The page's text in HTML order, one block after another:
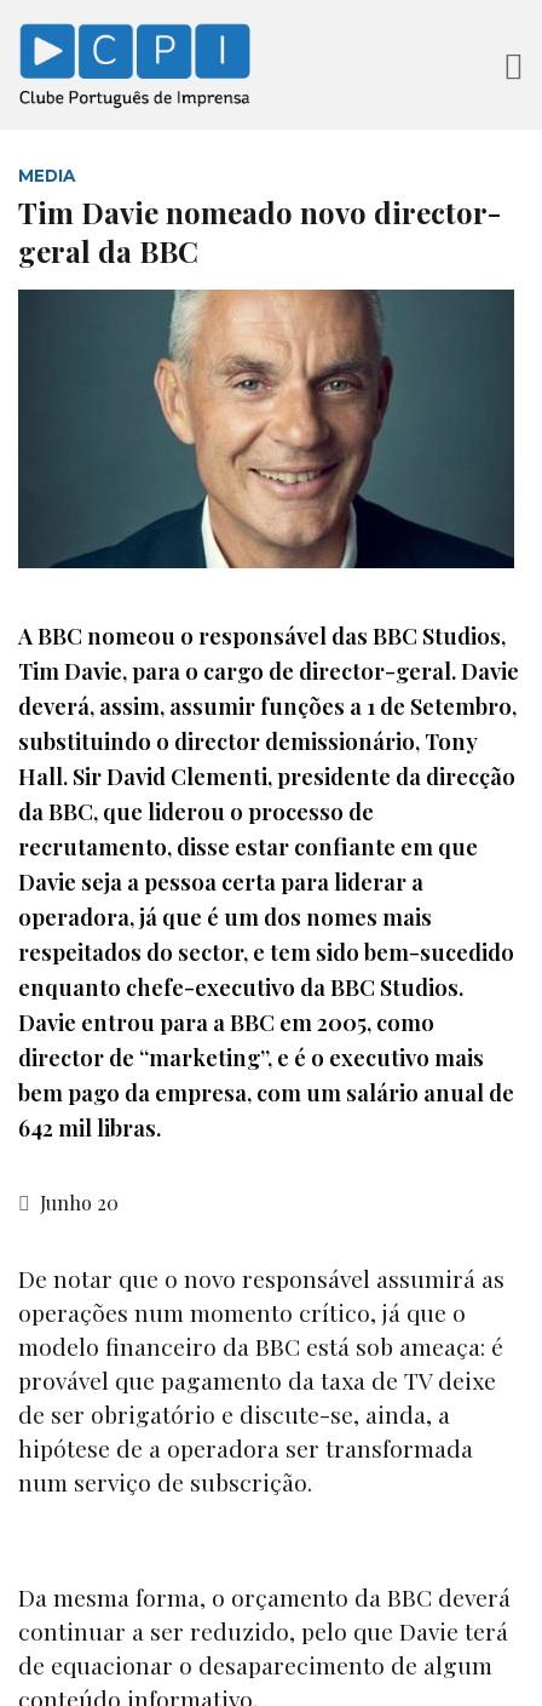
MEDIA
Tim Davie nomeado novo director-
geral da BBC
A BBC nomeou o responsável das BBC Studios,
Tim Davie, para o cargo de director-geral. Davie
deverá, assim, assumir funções a 1 de Setembro,
substituindo o director demissionário, Tony
Hall. Sir David Clementi, presidente da direcção
da BBC, que liderou o processo de
recrutamento, disse estar confiante em que
Davie seja a pessoa certa para liderar a
operadora, já que é um dos nomes mais
respeitados do sector, e tem sido bem-sucedido
enquanto chefe-executivo da BBC Studios.
Davie entrou para a BBC em 2005, como
director de “marketing”, e é o executivo mais
bem pago da empresa, com um salário anual de
642 mil libras.
Junho 20
De notar que o novo responsável assumirá as
operações num momento crítico, já que o
modelo financeiro da BBC está sob ameaça: é
provável que pagamento da taxa de TV deixe
de ser obrigatório e discute-se, ainda, a
hipótese de a operadora ser transformada
num serviço de subscrição.
Da mesma forma, o orçamento da BBC deverá
continuar a ser reduzido, pelo que Davie terá
de equacionar o desaparecimento de algum
conteúdo informativo.